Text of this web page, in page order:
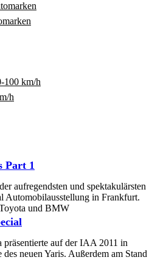
100 km/h
h
Part 1
aufregendsten und spektakulärsten
Automobilausstellung in Frankfurt.
und BMW
präsentierte auf der IAA 2011 in
neuen Yaris. Außerdem am Stand